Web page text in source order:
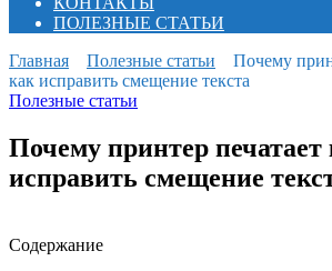
ПОЛЕЗНЫЕ СТАТЬИ
Главная
Полезные статьи
Почему
как исправить смещение текста
Полезные статьи
Почему принтер
исправить смещение
Содержание